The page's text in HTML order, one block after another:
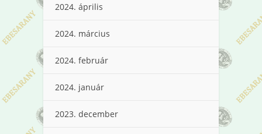
2024. április
2024. március
2024. február
2024. január
2023. december